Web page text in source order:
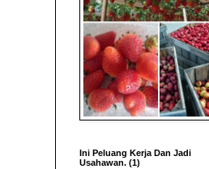
Ini Peluang Kerja Dan Jadi
Usahawan. (1)